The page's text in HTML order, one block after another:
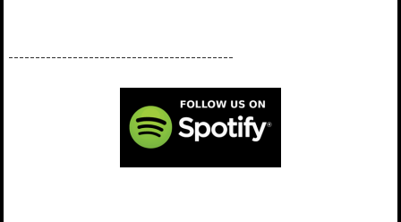
------------------------------------------